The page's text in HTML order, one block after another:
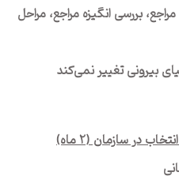
بررسی انگیزه مراجع، مراحل
بیرونی تغییر نمی‌کند
در سازمان (۲ ماه)